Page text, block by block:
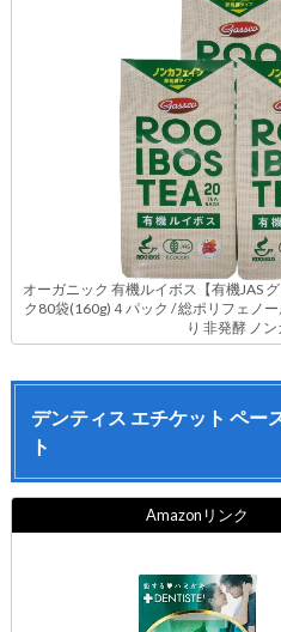
オーガニック 有機ルイボス【有機JAS
ク80袋(160g)４パック / 総ポリフェノ
り 非発酵 ノ
デンティス エチケット ペー
ト
Amazonリンク